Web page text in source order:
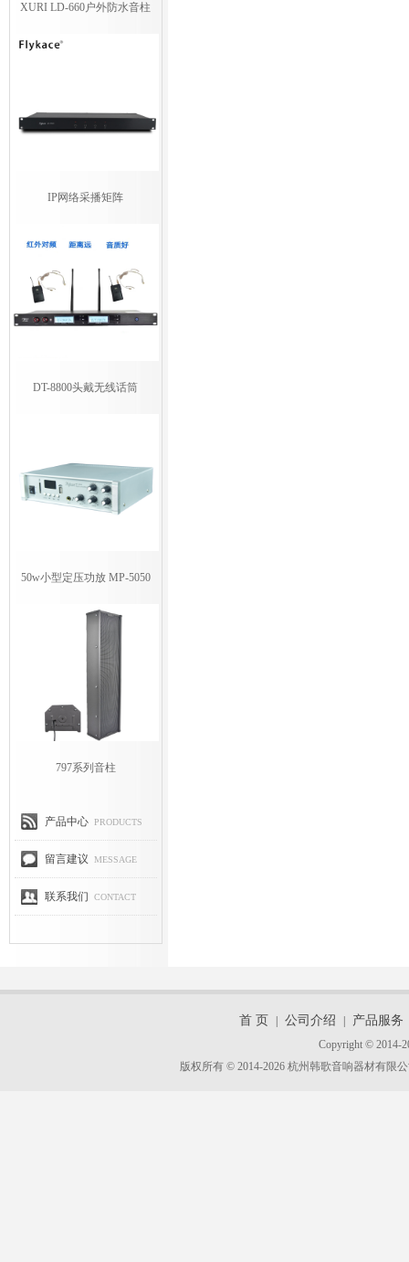
XURI LD-660户外防水音柱
IP网络采播矩阵
DT-8800头戴无线话筒
50w小型定压功放 MP-5050
797系列音柱
产品中心 PRODUCTS
留言建议 MESSAGE
联系我们 CONTACT
首 页 公司介绍 产品服务
Copyright © 2014-
版权所有 © 2014-2026 杭州韩歌音响器材有限